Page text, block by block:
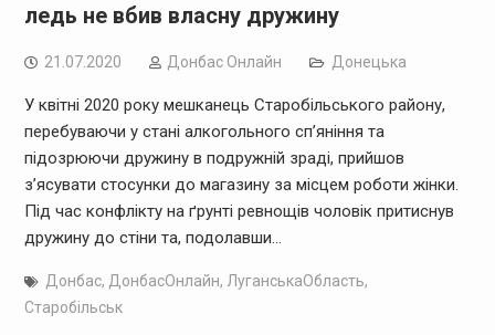
ледь не вбив власну дружину
21.07.2020 Дoнбас Онлайн Донецька
У квітні 2020 року мешканець Старобільського району,
перебуваючи у стані алкогольного сп’яніння та
підозрюючи дружину в подружній зраді, прийшов
з’ясувати стосунки до магазину за місцем роботи жінки.
Під час конфлікту на ґрунті ревнощів чоловік притиснув
дружину до стіни та, подолавши…
Донбас, ДонбасОнлайн, ЛуганськаОбласть,
Старобільськ